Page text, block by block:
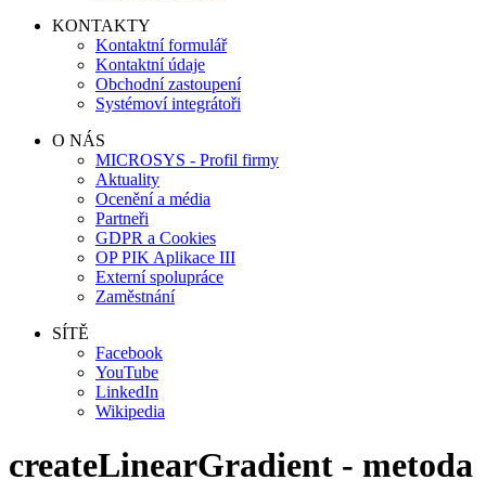
KONTAKTY
Kontaktní formulář
Kontaktní údaje
Obchodní zastoupení
Systémoví integrátoři
O NÁS
MICROSYS - Profil firmy
Aktuality
Ocenění a média
Partneři
GDPR a Cookies
OP PIK Aplikace III
Externí spolupráce
Zaměstnání
SÍTĚ
Facebook
YouTube
LinkedIn
Wikipedia
createLinearGradient - metoda